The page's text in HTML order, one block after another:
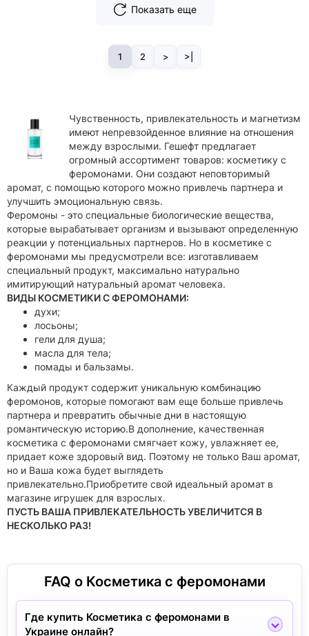
Показать еще
1 2 > >|
Чувственность, привлекательность и магнетизм
имеют непревзойденное влияние на отношения
между взрослыми. Гешефт предлагает
огромный ассортимент товаров: косметику с
феромонами. Они создают неповторимый
аромат, с помощью которого можно привлечь партнера и
улучшить эмоциональную связь.
Феромоны - это специальные биологические вещества,
которые вырабатывает организм и вызывают определенную
реакции у потенциальных партнеров. Но в косметике с
феромонами мы предусмотрели все: изготавливаем
специальный продукт, максимально натурально
имитирующий натуральный аромат человека.
ВИДЫ КОСМЕТИКИ С ФЕРОМОНАМИ:
духи;
лосьоны;
гели для душа;
масла для тела;
помады и бальзамы.
Каждый продукт содержит уникальную комбинацию
феромонов, которые помогают вам еще больше привлечь
партнера и превратить обычные дни в настоящую
романтическую историю.В дополнение, качественная
косметика с феромонами смягчает кожу, увлажняет ее,
придает коже здоровый вид. Поэтому не только Ваш аромат,
но и Ваша кожа будет выглядеть
привлекательно.Приобретите свой идеальный аромат в
магазине игрушек для взрослых.
ПУСТЬ ВАША ПРИВЛЕКАТЕЛЬНОСТЬ УВЕЛИЧИТСЯ В
НЕСКОЛЬКО РАЗ!
FAQ о Косметика с феромонами
Где купить Косметика с феромонами в
Украине онлайн?